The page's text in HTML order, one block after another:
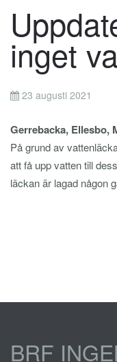
inget
23 augusti 2021
Gerrebacka, Ellesbo,
På grund av
att få upp vatten till
läckan är lagad någon
BRF